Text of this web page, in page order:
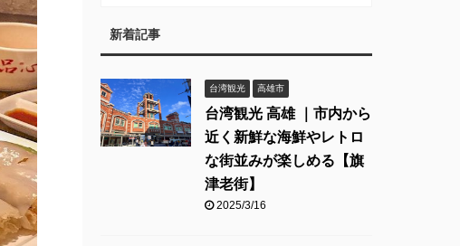
新着記事
台湾観光 高雄市
台湾観光 高雄 ｜市内から
近く新鮮な海鮮やレトロ
な街並みが楽しめる【旗
津老街】
2025/3/16